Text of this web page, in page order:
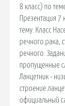
8 класс) по
Презентация
тему: Класс
речного рака,
речного.
пропущенные
Ланцетник -
строение
официальный